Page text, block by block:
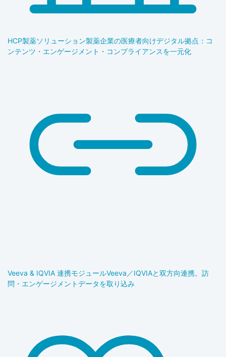
HCP製薬ソリューション製薬企業の医療者向けデジタル拠点：コ
ンテンツ・エンゲージメント・コンプライアンスを一元化
Veeva & IQVIA 連携モジュールVeeva／IQVIAと双方向連携。訪
問・エンゲージメントデータを取り込み